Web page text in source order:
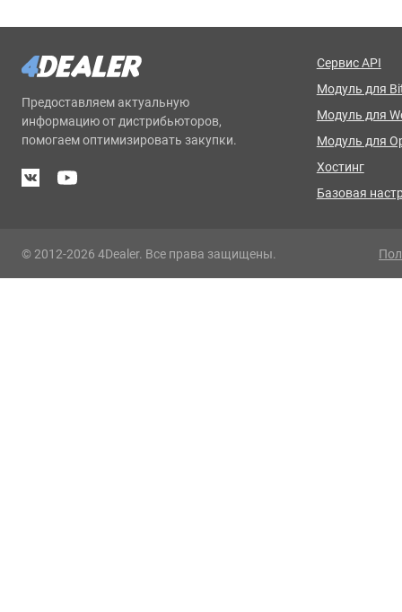
Предоставляем актуальную
информацию от дистрибьюторов,
помогаем оптимизировать закупки.
Сервис API
Модуль для
Модуль для
Модуль для
Хостинг
Базовая
© 2012-2026 4Dealer. Все права защищены.